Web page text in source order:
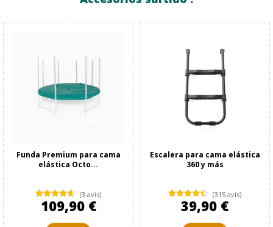
Funda Premium para cama
elástica Octo...
(3 avis)
109,90 €
Escalera para cama elástica
360 y más
(315 avis)
39,90 €